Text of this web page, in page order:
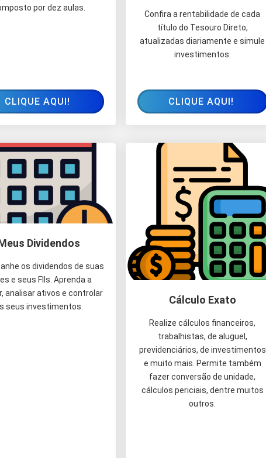
por dez aulas.
CLIQUE AQUI!
Confira a rentabilidade de cada
título do Tesouro Direto,
atualizadas diariamente e simule
investimentos.
CLIQUE AQUI!
Dividendos
os dividendos de suas
e seus FIIs. Aprenda a
analisar ativos e controlar
seus investimentos.
Cálculo Exato
Realize cálculos financeiros,
trabalhistas, de aluguel,
previdenciários, de investimentos
e muito mais. Permite também
fazer conversão de unidade,
cálculos periciais, dentre muitos
outros.